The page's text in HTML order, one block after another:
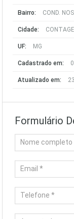
Bairro: COND.
Cidade:
UF: MG
Cadastrado em:
Atualizado em:
Formulário